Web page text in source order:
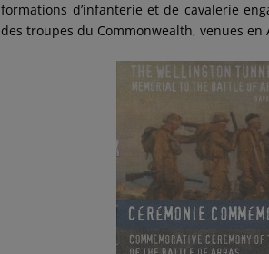
formations d’infanterie et de cavalerie
des troupes du Commonwealth, venues